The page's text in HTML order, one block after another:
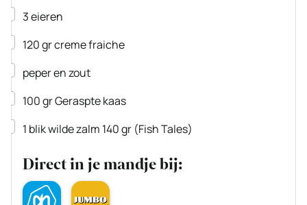
▢
3eieren
▢
120grcreme fraiche
▢
peper en zout
▢
100grGeraspte kaas
▢
1 blikwilde zalm 140 gr (Fish Tales)
Direct in je mandje bij: